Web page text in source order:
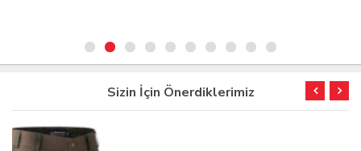
Sizin İçin Önerdiklerimiz